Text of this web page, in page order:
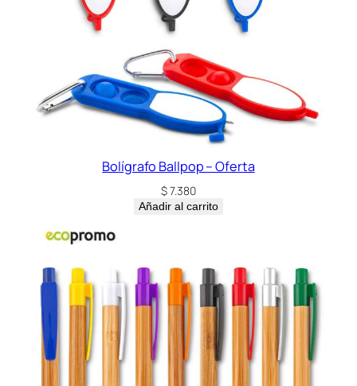
Bolígrafo Ballpop – Oferta
$7.380
Añadir al carrito